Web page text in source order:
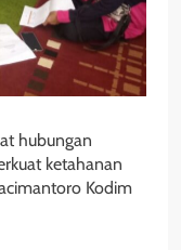
hubungan
ketahanan
Kodim